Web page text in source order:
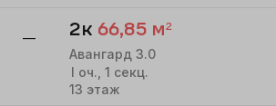
— 2к 66,85 м²
Авангард 3.0
I оч., 1 секц.
13 этаж